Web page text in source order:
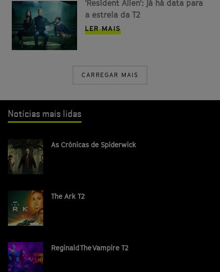
'Resident Alien': já há data para
a estreia da T2
LER MAIS
CARREGAR MAIS
Notícias mais lidas
As Crónicas de Spiderwick
The Ark T2
Reginald The Vampire T2